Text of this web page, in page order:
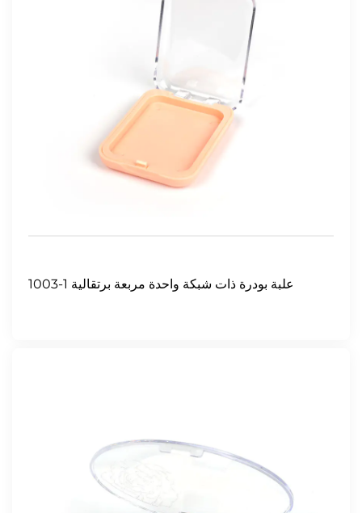
1003-1 علبة بودرة ذات شبكة واحدة مربعة برتقالية